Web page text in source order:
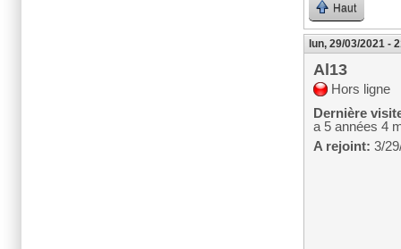
Haut
lun, 29/03/2021 -
Al13
Hors ligne
Dernière
a 5 années 4
A rejoint: 3/